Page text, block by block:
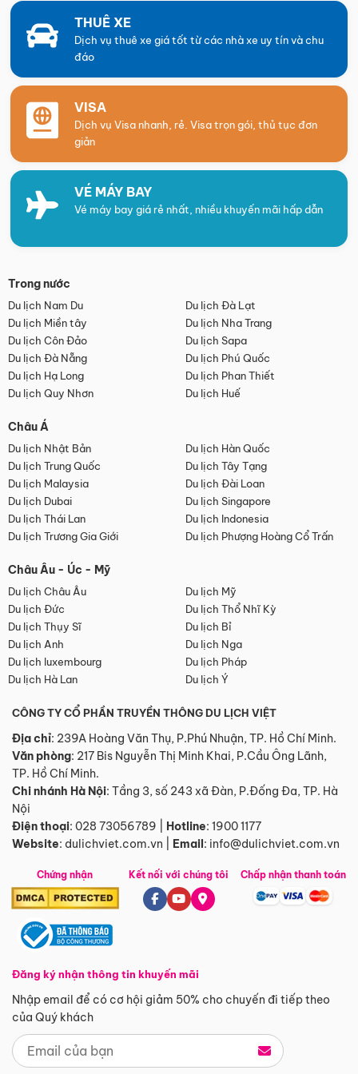
THUÊ XE
Dịch vụ thuê xe giá tốt từ các nhà xe uy tín và chu
đáo
VISA
Dịch vụ Visa nhanh, rẻ. Visa trọn gói, thủ tục đơn
giản
VÉ MÁY BAY
Vé máy bay giá rẻ nhất, nhiều khuyến mãi hấp dẫn
Trong nước
Du lịch Nam Du
Du lịch Đà Lạt
Du lịch Miền tây
Du lịch Nha Trang
Du lịch Côn Đảo
Du lịch Sapa
Du lịch Đà Nẵng
Du lịch Phú Quốc
Du lịch Hạ Long
Du lịch Phan Thiết
Du lịch Quy Nhơn
Du lịch Huế
Châu Á
Du lịch Nhật Bản
Du lịch Hàn Quốc
Du lịch Trung Quốc
Du lịch Tây Tạng
Du lịch Malaysia
Du lịch Đài Loan
Du lịch Dubai
Du lịch Singapore
Du lịch Thái Lan
Du lịch Indonesia
Du lịch Trương Gia Giới
Du lịch Phượng Hoàng Cổ Trấn
Châu Âu - Úc - Mỹ
Du lịch Châu Âu
Du lịch Mỹ
Du lịch Đức
Du lịch Thổ Nhĩ Kỳ
Du lịch Thụy Sĩ
Du lịch Bỉ
Du lịch Anh
Du lịch Nga
Du lịch luxembourg
Du lịch Pháp
Du lịch Hà Lan
Du lịch Ý
CÔNG TY CỔ PHẦN TRUYỀN THÔNG DU LỊCH VIỆT
Địa chỉ: 239A Hoàng Văn Thụ, P.Phú Nhuận, TP. Hồ Chí Minh.
Văn phòng: 217 Bis Nguyễn Thị Minh Khai, P.Cầu Ông Lãnh,
TP. Hồ Chí Minh.
Chi nhánh Hà Nội: Tầng 3, số 243 xã Đàn, P.Đống Đa, TP. Hà
Nội
Điện thoại: 028 73056789 Hotline: 1900 1177
Website: dulichviet.com.vn Email: info@dulichviet.com.vn
Chứng nhận
Đăng ký nhận thông tin khuyến mãi
Nhập email để có cơ hội giảm 50% cho chuyến đi tiếp theo
của Quý khách
Kết nối với chúng tôi Chấp nhận thanh toán